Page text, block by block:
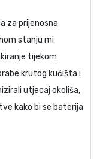
za prijenosna
stanju mi
tijekom
krutog kućišta i
utjecaj okoliša,
kako bi se baterija